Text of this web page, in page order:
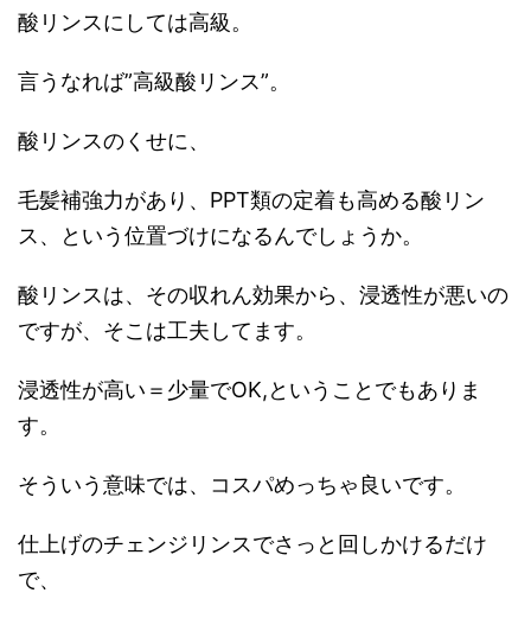
酸リンスにしては高級。
言うなれば”高級酸リンス”。
酸リンスのくせに、
毛髪補強力があり、PPT類の定着も高める酸リン
ス、という位置づけになるんでしょうか。
酸リンスは、その収れん効果から、浸透性が悪いの
ですが、そこは工夫してます。
浸透性が高い＝少量でOK,ということでもありま
す。
そういう意味では、コスパめっちゃ良いです。
仕上げのチェンジリンスでさっと回しかけるだけ
で、